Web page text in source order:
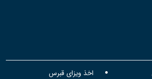
اخذ ویزای قبرس